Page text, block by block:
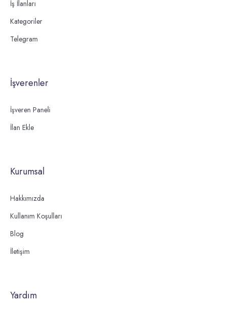
İş İlanları
Kategoriler
Telegram
İşverenler
İşveren Paneli
İlan Ekle
Kurumsal
Hakkımızda
Kullanım Koşulları
Blog
İletişim
Yardım